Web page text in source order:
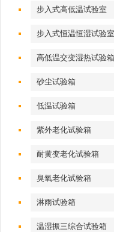
步入式高低温试验室
步入式恒温恒湿试验室
高低温交变湿热试验箱
砂尘试验箱
低温试验箱
紫外老化试验箱
耐黄变老化试验箱
臭氧老化试验箱
淋雨试验箱
温湿振三综合试验箱